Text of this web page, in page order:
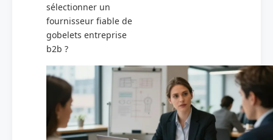
sélectionner un
fournisseur fiable de
gobelets entreprise
b2b ?